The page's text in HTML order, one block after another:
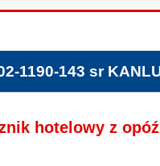
1190-143 sr
hotelowy z